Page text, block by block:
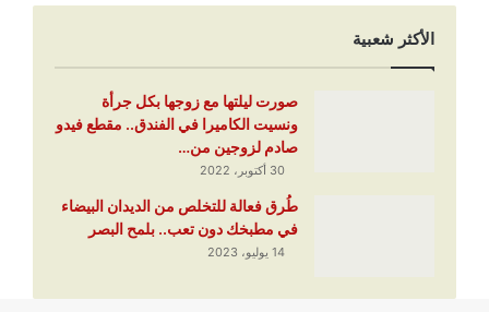
الأكثر شعبية
صورت ليلتها مع زوجها بكل جرأة
ونسيت الكاميرا في الفندق.. مقطع فيدو
صادم لزوجين من…
30 أكتوبر، 2022
طُرق فعالة للتخلص من الديدان البيضاء
في مطبخك دون تعب.. بلمح البصر
14 يوليو، 2023